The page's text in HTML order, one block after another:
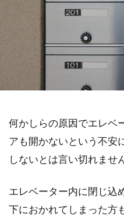
何かしらの原因でエレベ
アも開かないという不安
しないとは言い切れませ
エレベーター内に閉じ込
下におかれてしまった方